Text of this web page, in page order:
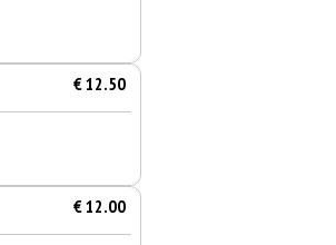
€ 12.50
€ 12.00